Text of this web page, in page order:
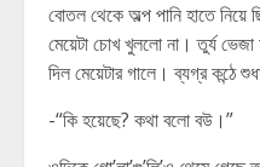
বোতল থেকে অল্প পানি হাতে
মেয়েটা চোখ খুললো না। তুর্য
দিল মেয়েটার গালে। ব্যগ্র কন্ঠে
-“কি হয়েছে? কথা বলো বউ।”